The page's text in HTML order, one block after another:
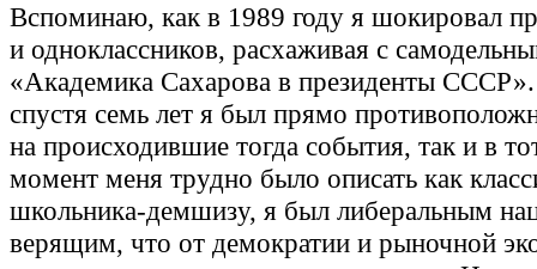
Вспоминаю, как в 1989 году я шокировал
и одноклассников, расхаживая с
«Академика Сахарова в президенты
спустя семь лет я был прямо
на происходившие тогда события, так и в
момент меня трудно было описать как
школьника-демшизу, я был либеральным
верящим, что от демократии и рыночной